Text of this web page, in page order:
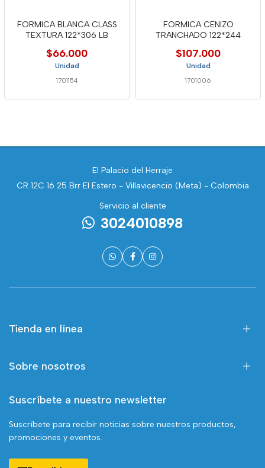
FORMICA BLANCA CLASS
TEXTURA 122*306 LB
$66.000
Unidad
1701154
FORMICA CENIZO
TRANCHADO 122*244
$107.000
Unidad
1701006
El Palacio del Herraje
CR 12C 16 25 Brr El Estero - Villavicencio (Meta) - Colombia
Servicio al cliente
3024010898
Tienda en línea
Sobre nosotros
Suscríbete a nuestro newsletter
Suscríbete para recibir noticias sobre nuestros productos,
promociones y eventos.